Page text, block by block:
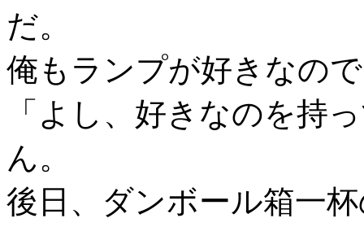
だ。
俺もランプが好きなの
「よし、好きなのを持
ん。
後日、ダンボール箱一